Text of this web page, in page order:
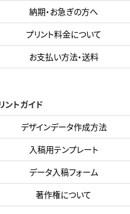
納期・お急ぎの方へ
プリント料金について
お支払い方法・送料
ントガイド
デザインデータ作成方法
入稿用テンプレート
データ入稿フォーム
著作権について